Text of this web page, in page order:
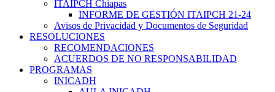
ITAIPCH Chiapas
INFORME DE GESTIÓN ITAIPCH 21-24
Avisos de Privacidad y Documentos de Seguridad
RESOLUCIONES
RECOMENDACIONES
ACUERDOS DE NO RESPONSABILIDAD
PROGRAMAS
INICADH